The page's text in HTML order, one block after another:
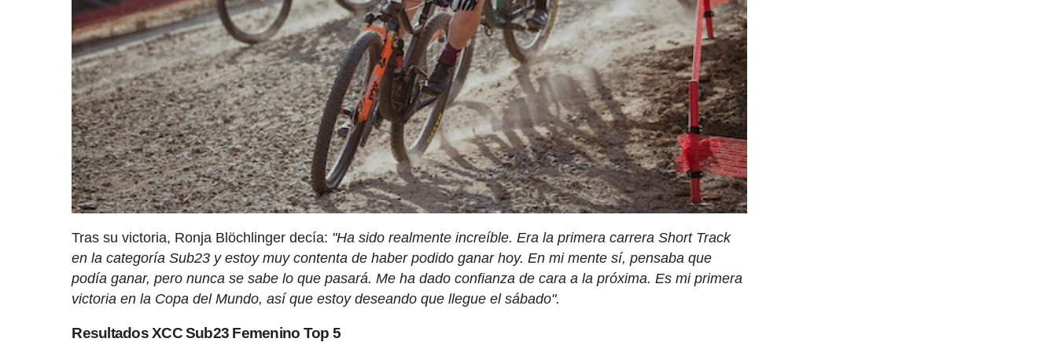
Tras su victoria, Ronja Blöchlinger decía: "Ha sido realmente increíble. Era la primera carrera Short Track
en la categoría Sub23 y estoy muy contenta de haber podido ganar hoy. En mi mente sí, pensaba que
podía ganar, pero nunca se sabe lo que pasará. Me ha dado confianza de cara a la próxima. Es mi primera
victoria en la Copa del Mundo, así que estoy deseando que llegue el sábado".
Resultados XCC Sub23 Femenino Top 5